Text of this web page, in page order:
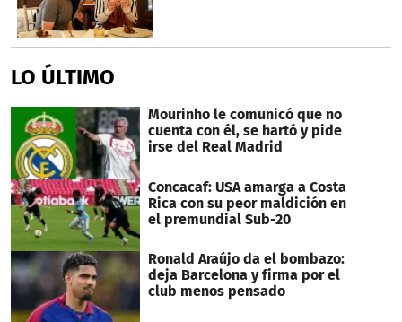
LO ÚLTIMO
Mourinho le comunicó que no
cuenta con él, se hartó y pide
irse del Real Madrid
Concacaf: USA amarga a Costa
Rica con su peor maldición en
el premundial Sub-20
Ronald Araújo da el bombazo:
deja Barcelona y firma por el
club menos pensado